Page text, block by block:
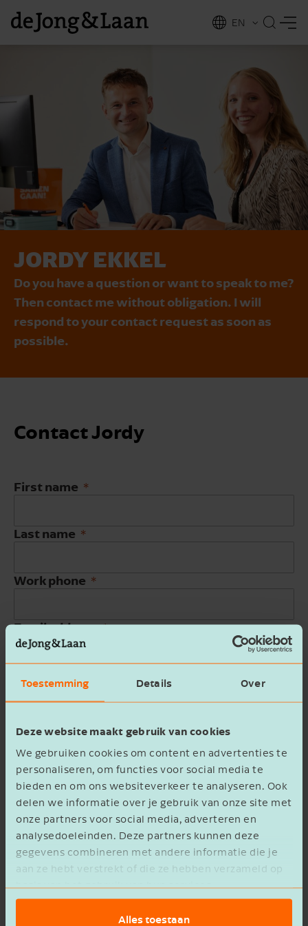
Toestemming Details Over
Deze website maakt gebruik van cookies
We gebruiken cookies om content en advertenties te
personaliseren, om functies voor social media te
bieden en om ons websiteverkeer te analyseren. Ook
delen we informatie over je gebruik van onze site met
onze partners voor social media, adverteren en
analysedoeleinden. Deze partners kunnen deze
gegevens combineren met andere informatie die je
aan ze hebt verstrekt of die ze hebben verzameld op
basis van het gebruik van hun services.
Alles toestaan
EN
JORDY EKKEL
Do you have a question or want to speak to me?
Then contact me without obligation. I will
respond to your contact request as soon as
possible.
Contact Jordy
First name
Last name
Work phone
Email address
I agree to theprivacy statement
Verzenden